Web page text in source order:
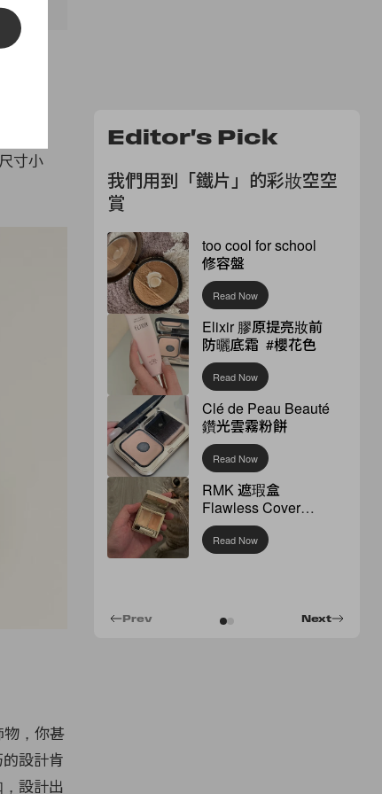
寸小
，你甚
設計肯
設計出
Editor's Pick
我們用到「鐵片」的彩妝空空
賞
too cool for school
修容盤
Read Now
Elixir 膠原提亮妝前
防曬底霜 #櫻花色
Read Now
Clé de Peau Beauté
鑽光雲霧粉餅
Read Now
RMK 遮瑕盒
Flawless Cover
Concealer
Read Now
Next
Prev